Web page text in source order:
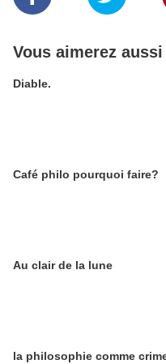
Vous aimerez aussi
Diable.
Café philo pourquoi faire?
Au clair de la lune
la philosophie comme